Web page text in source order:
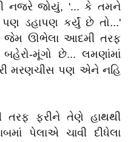
નજરે જોયું, '... કે તમને
પણ ડહાપણ કર્યું છે તો...'
જેમ ઊભેલા આદમી તરફ
મૂંગો છે... લમણાંમાં
મરણચીસ પણ એને નહિ
ફરીને તેણે હાથથી
પેલાએ ચાવી દીધેલા